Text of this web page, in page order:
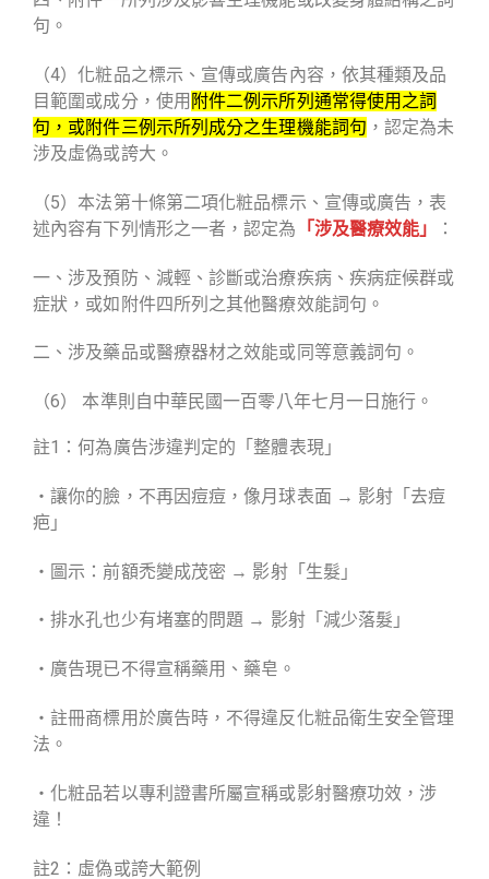
句。
（4）化粧品之標示、宣傳或廣告內容，依其種類及品
目範圍或成分，使用 附件二例示所列通常得使用之詞
句 ，或附件三例示所列成分之生理機能詞句 ，認定為未
涉及虛偽或誇大。
（5）本法第十條第二項化粧品標示、宣傳或廣告，表
述內容有下列情形之一者，認定為 「涉及醫療效能 」 ：
一、涉及預防、減輕、診斷或治療疾病、疾病症候群或
症狀 ，或如附件四所列之其他醫療效能詞句。
二、涉及藥品或醫療器材之效能或同等意義詞句。
（6） 本準則自中華民國一百零八年七月一日施行。
註1：何為廣告涉違判定的「整體表現」
・讓你的臉，不再因痘痘，像月球表面 → 影射「去痘
疤」
・圖示：前額禿變成茂密 → 影射「生髮」
・排水孔也少有堵塞的問題 → 影射「減少落髮」
・廣告現已不得宣稱藥用、藥皂。
・註冊商標用於廣告時，不得違反化粧品衛生安全管理
法。
・化粧品若以專利證書所屬宣稱或影射醫療功效，涉
違！
註2：虛偽或誇大範例